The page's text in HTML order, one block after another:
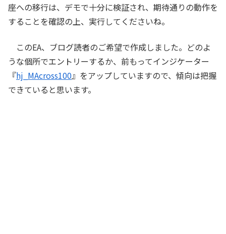
座への移行は、デモで十分に検証され、期待通りの動作を
することを確認の上、実行してくださいね。
このEA、ブログ読者のご希望で作成しました。どのよ
うな個所でエントリーするか、前もってインジケーター
『hj_MAcross100』をアップしていますので、傾向は把握
できていると思います。